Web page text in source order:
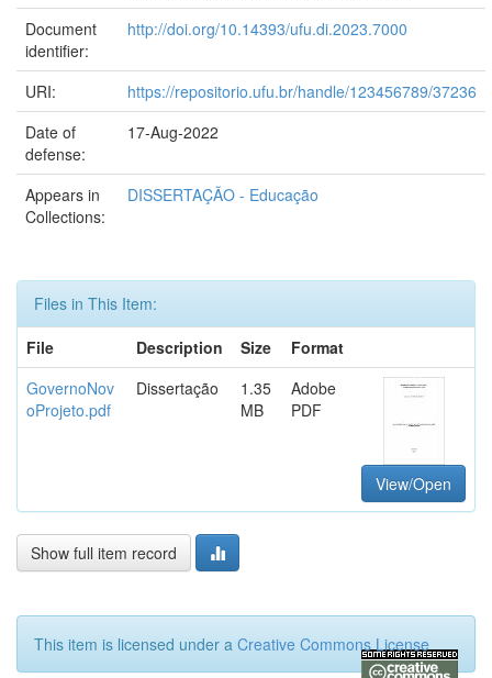
Document
identifier:
http://doi.org/10.14393/ufu.di.2023.7000
URI:
https://repositorio.ufu.br/handle/123456789/37236
Date of
defense:
17-Aug-2022
Appears in
Collections:
DISSERTAÇÃO - Educação
Files in This Item:
File
Description Size
Format
GovernoNov
oProjeto.pdf
Dissertação
1.35
MB
Adobe
PDF
View/Open
Show full item record
This item is licensed under a Creative Commons License